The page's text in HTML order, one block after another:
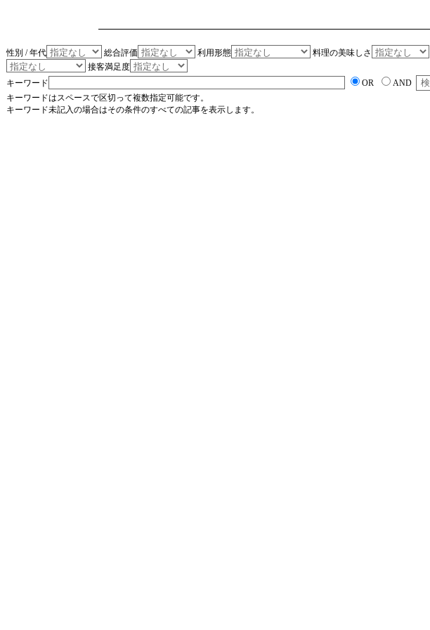
性別 / 年代 総合評価 利用形態 料理の美味しさ
接客満足度
キーワード
OR
AND
キーワードはスペースで区切って複数指定可能です。
キーワード未記入の場合はその条件のすべての記事を表示します。